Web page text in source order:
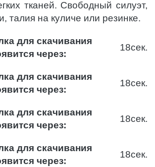
тканей. Свободный силуэт,
талия на куличе или резинке.
для скачивания
через:
18сек.
для скачивания
через:
18сек.
для скачивания
через:
18сек.
для скачивания
через:
18сек.